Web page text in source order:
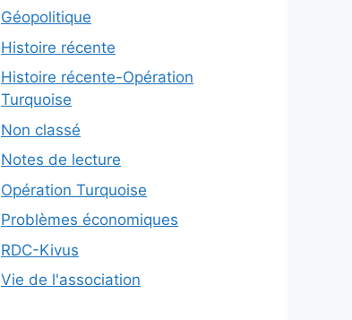
Géopolitique
Histoire récente
Histoire récente-Opération
Turquoise
Non classé
Notes de lecture
Opération Turquoise
Problèmes économiques
RDC-Kivus
Vie de l'association